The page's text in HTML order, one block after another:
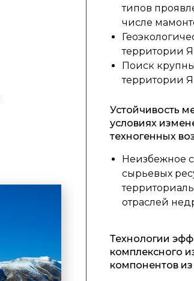
типов
числе
территории
Поиск
территории
Устойчивость
условиях
техногенных
Неизбежное
сырьевых
отраслей
Технологии
комплексного
компонентов